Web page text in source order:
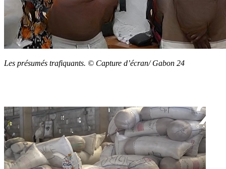
Les présumés trafiquants. © Capture d’écran/ Gabon 24